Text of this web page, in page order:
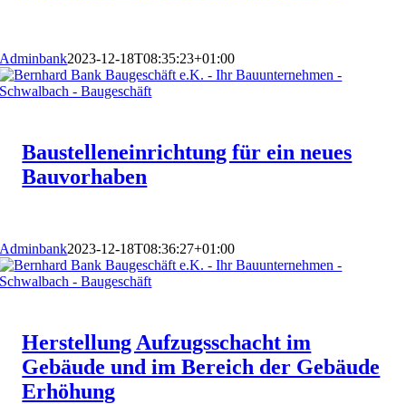
Adminbank2023-12-18T08:35:23+01:00
Baustelleneinrichtung für ein neues
Bauvorhaben
Adminbank2023-12-18T08:36:27+01:00
Herstellung Aufzugsschacht im
Gebäude und im Bereich der Gebäude
Erhöhung